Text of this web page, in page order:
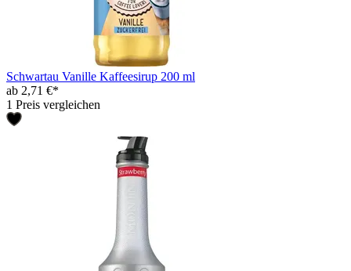
Schwartau Vanille Kaffeesirup 200 ml
ab 2,71 €*
1 Preis vergleichen